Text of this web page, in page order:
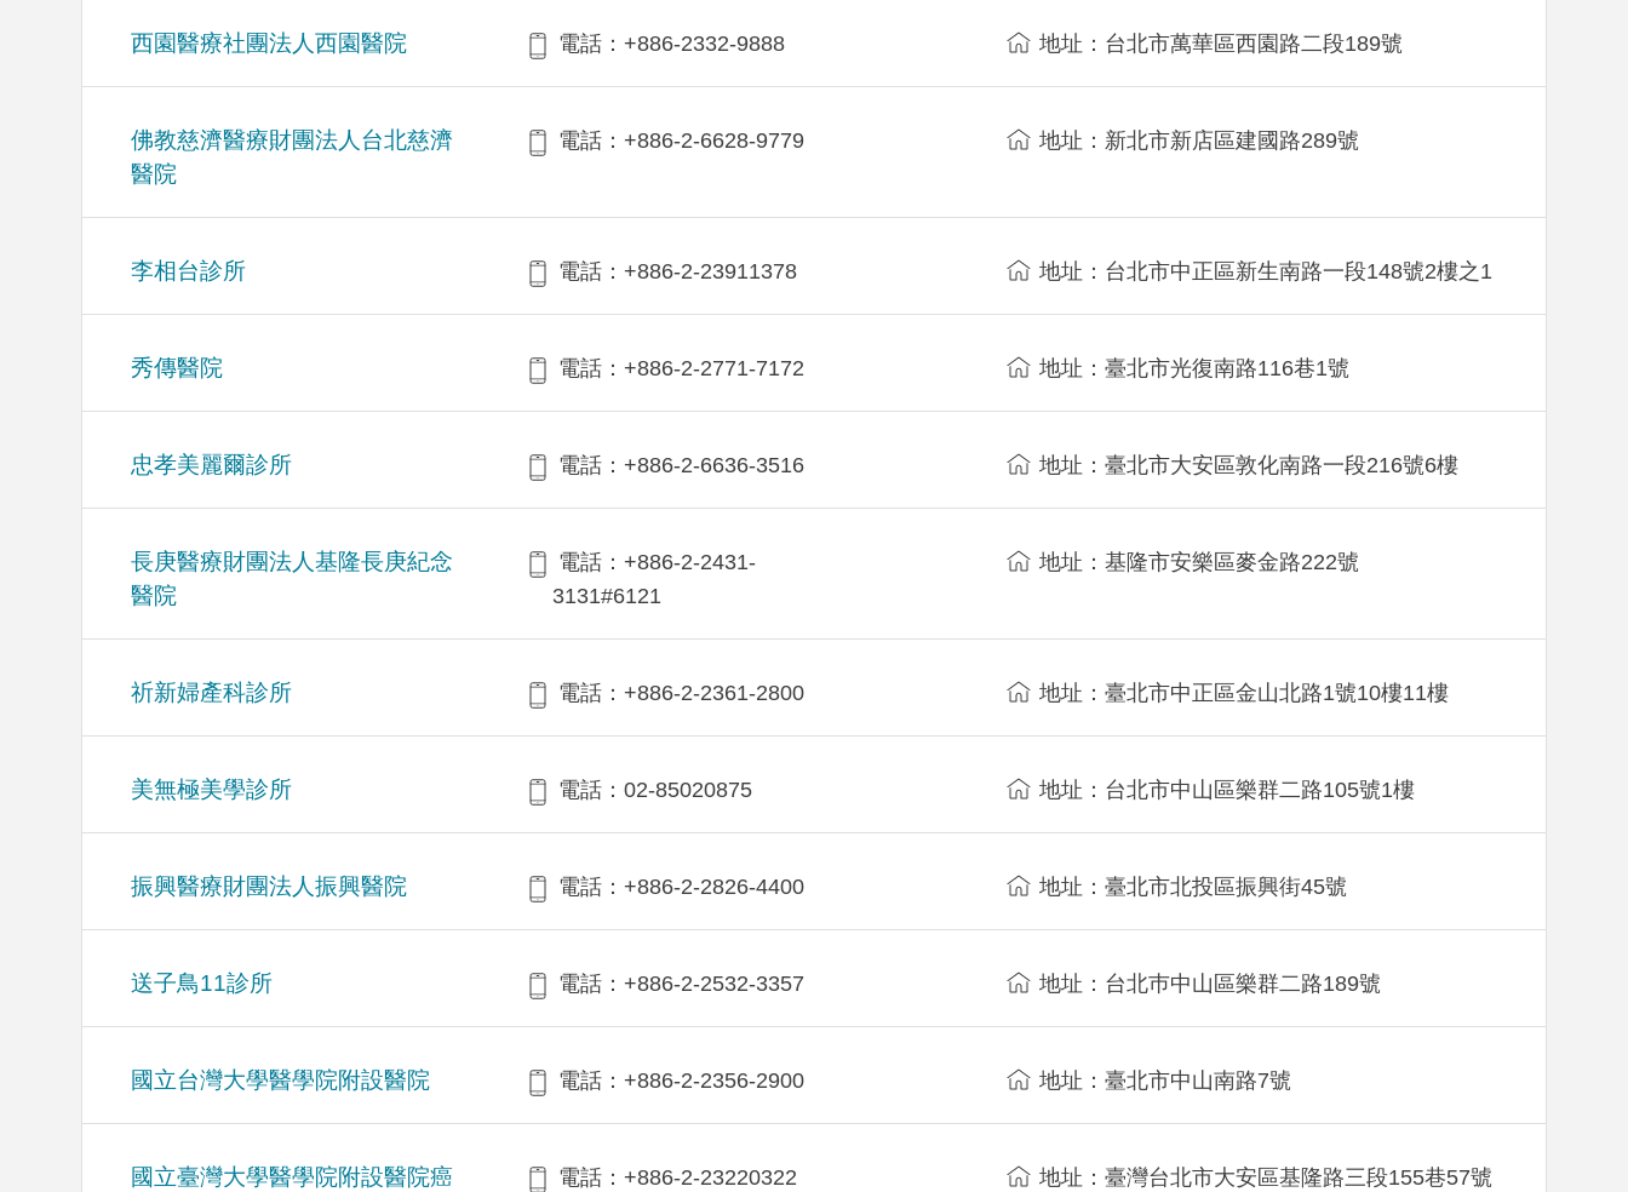
西園醫療社團法人西園醫院 電話：+886-2332-9888 地址：台北市萬華區西園路二段189號
佛教慈濟醫療財團法人台北慈濟
醫院
電話：+886-2-6628-9779 地址：新北市新店區建國路289號
李相台診所 電話：+886-2-23911378 地址：台北市中正區新生南路一段148號2樓之1
秀傳醫院 電話：+886-2-2771-7172 地址：臺北市光復南路116巷1號
忠孝美麗爾診所 電話：+886-2-6636-3516 地址：臺北市大安區敦化南路一段216號6樓
長庚醫療財團法人基隆長庚紀念
醫院
電話：+886-2-2431-
3131#6121
地址：基隆市安樂區麥金路222號
祈新婦產科診所 電話：+886-2-2361-2800 地址：臺北市中正區金山北路1號10樓11樓
美無極美學診所 電話：02-85020875 地址：台北市中山區樂群二路105號1樓
振興醫療財團法人振興醫院 電話：+886-2-2826-4400 地址：臺北市北投區振興街45號
送子鳥11診所 電話：+886-2-2532-3357 地址：台北巿中山區樂群二路189號
國立台灣大學醫學院附設醫院 電話：+886-2-2356-2900 地址：臺北市中山南路7號
國立臺灣大學醫學院附設醫院癌
電話：+886-2-23220322 地址：臺灣台北市大安區基隆路三段155巷57號